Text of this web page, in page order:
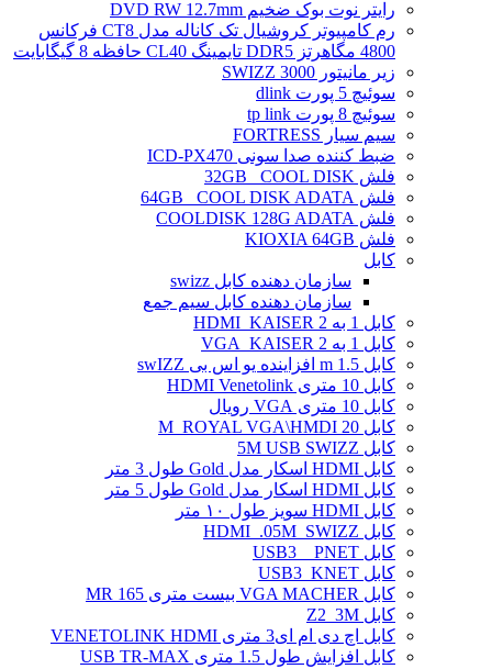
رایتر نوت بوک ضخیم DVD RW 12.7mm
رم کامپیوتر کروشیال تک کاناله مدل CT8 فرکانس
4800 مگاهرتز DDR5 تایمینگ CL40 حافظه 8 گیگابایت
زیر مانیتور SWIZZ 3000
سوئیچ 5 پورت dlink
سوئیچ 8 پورت tp link
سیم سیار FORTRESS
ضبط کننده صدا سونی ICD-PX470
فلش 32GB _COOL DISK
فلش 64GB _COOL DISK ADATA
فلش COOLDISK 128G ADATA
فلش KIOXIA 64GB
کابل
سازمان دهنده کابل swizz
سازمان دهنده کابل سیم جمع
کابل 1 به 2 HDMI_KAISER
کابل 1 به 2 VGA_KAISER
کابل 1.5 m افزاینده یو اس بی swIZZ
کابل 10 متری HDMI Venetolink
کابل 10 متری VGA رویال
کابل 20 M_ROYAL VGA\HMDI
کابل 5M USB SWIZZ
کابل HDMI اسکار مدل Gold طول 3 متر
کابل HDMI اسکار مدل Gold طول 5 متر
کابل HDMI سویز طول ۱۰ متر
کابل HDMI_.05M_SWIZZ
کابل USB3 _ PNET
کابل USB3_KNET
کابل VGA MACHER بیست متری MR 165
کابل Z2_3M
کابل اچ دی ام ای3 متری VENETOLINK HDMI
کابل افزایش طول 1.5 متری USB TR-MAX